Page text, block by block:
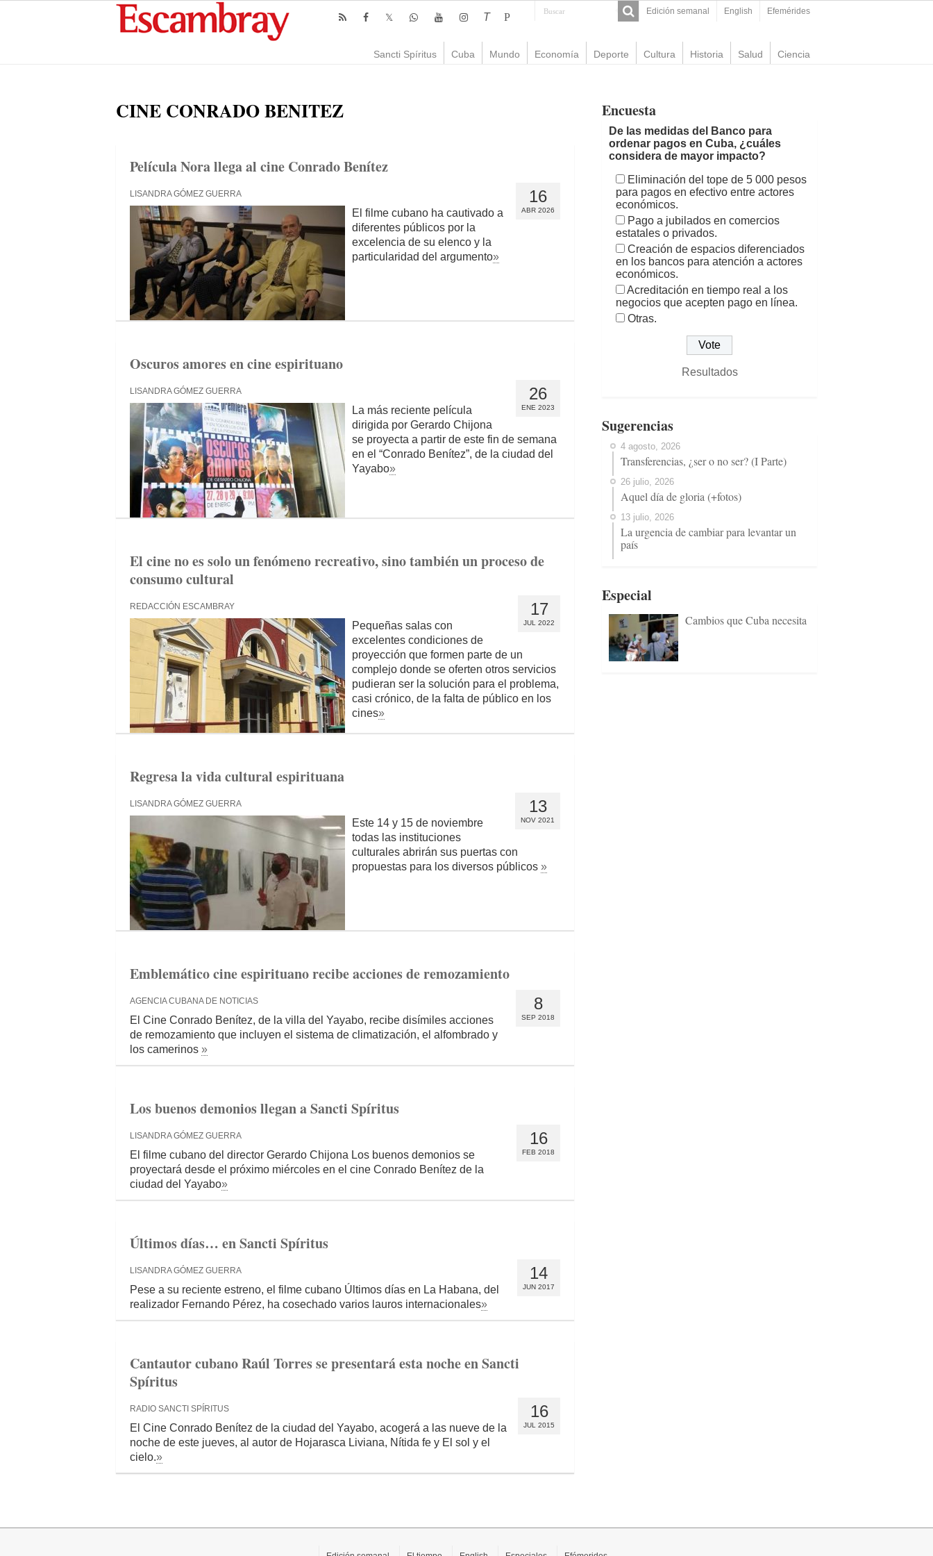
Edición semanal English Efemérides
T P
Sancti Spíritus Cuba Mundo Economía Deporte Cultura Historia Salud Ciencia
CINE CONRADO BENITEZ
Película Nora llega al cine Conrado Benítez
16
ABR 2026
LISANDRA GÓMEZ GUERRA
El filme cubano ha cautivado a
diferentes públicos por la
excelencia de su elenco y la
particularidad del argumento»
Oscuros amores en cine espirituano
26
ENE 2023
LISANDRA GÓMEZ GUERRA
La más reciente película
dirigida por Gerardo Chijona
se proyecta a partir de este fin de semana
en el “Conrado Benítez”, de la ciudad del
Yayabo»
El cine no es solo un fenómeno recreativo, sino también un proceso de
consumo cultural
17
JUL 2022
REDACCIÓN ESCAMBRAY
Pequeñas salas con
excelentes condiciones de
proyección que formen parte de un
complejo donde se oferten otros servicios
pudieran ser la solución para el problema,
casi crónico, de la falta de público en los
cines»
Regresa la vida cultural espirituana
13
NOV 2021
LISANDRA GÓMEZ GUERRA
Este 14 y 15 de noviembre
todas las instituciones
culturales abrirán sus puertas con
propuestas para los diversos públicos »
Emblemático cine espirituano recibe acciones de remozamiento
8
SEP 2018
AGENCIA CUBANA DE NOTICIAS
El Cine Conrado Benítez, de la villa del Yayabo, recibe disímiles acciones
de remozamiento que incluyen el sistema de climatización, el alfombrado y
los camerinos »
Los buenos demonios llegan a Sancti Spíritus
16
FEB 2018
LISANDRA GÓMEZ GUERRA
El filme cubano del director Gerardo Chijona Los buenos demonios se
proyectará desde el próximo miércoles en el cine Conrado Benítez de la
ciudad del Yayabo»
Últimos días… en Sancti Spíritus
14
JUN 2017
LISANDRA GÓMEZ GUERRA
Pese a su reciente estreno, el filme cubano Últimos días en La Habana, del
realizador Fernando Pérez, ha cosechado varios lauros internacionales»
Cantautor cubano Raúl Torres se presentará esta noche en Sancti
Spíritus
16
JUL 2015
RADIO SANCTI SPÍRITUS
El Cine Conrado Benítez de la ciudad del Yayabo, acogerá a las nueve de la
noche de este jueves, al autor de Hojarasca Liviana, Nítida fe y El sol y el
cielo.»
Encuesta
De las medidas del Banco para
ordenar pagos en Cuba, ¿cuáles
considera de mayor impacto?
Eliminación del tope de 5 000 pesos
para pagos en efectivo entre actores
económicos.
Pago a jubilados en comercios
estatales o privados.
Creación de espacios diferenciados
en los bancos para atención a actores
económicos.
Acreditación en tiempo real a los
negocios que acepten pago en línea.
Otras.
Resultados
Sugerencias
4 agosto, 2026
Transferencias, ¿ser o no ser? (I Parte)
26 julio, 2026
Aquel día de gloria (+fotos)
13 julio, 2026
La urgencia de cambiar para levantar un
país
Especial
Cambios que Cuba necesita